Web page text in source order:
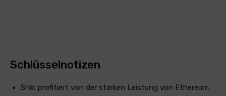
Schlüsselnotizen
Shib profitiert von der starken Leistung von Ethereum,